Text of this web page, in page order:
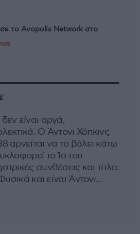
το Avopolis Network στο
είναι αργά,
Ο Άντονι Χόπκινς
αρνείται να το βάλει κάτω
το 1ο του
συνθέσεις και τίτλο:
και είναι Άντονι...